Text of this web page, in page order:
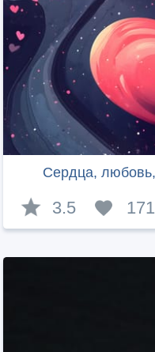
Сердца,
3.5 171